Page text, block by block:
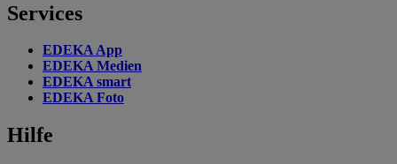
Services
EDEKA App
EDEKA Medien
EDEKA smart
EDEKA Foto
Hilfe